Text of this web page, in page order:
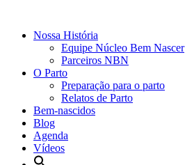
Nossa História
Equipe Núcleo Bem Nascer
Parceiros NBN
O Parto
Preparação para o parto
Relatos de Parto
Bem-nascidos
Blog
Agenda
Vídeos